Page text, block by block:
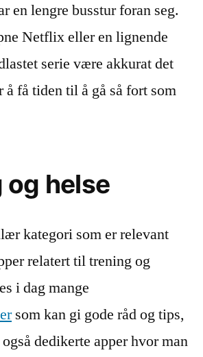
en lengre busstur foran seg.
Netflix eller en lignende
serie være akkurat det
å få tiden til å gå så fort som
og helse
kategori som er relevant
relatert til trening og
i dag mange
som kan gi gode råd og tips,
dedikerte apper hvor man